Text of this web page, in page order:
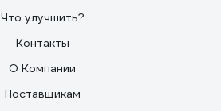
Что улучшить?
Контакты
О Компании
Поставщикам